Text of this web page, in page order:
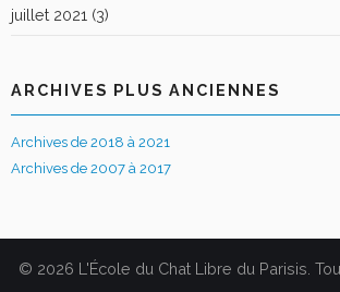
juillet 2021 (3)
ARCHIVES PLUS ANCIENNES
Archives de 2018 à 2021
Archives de 2007 à 2017
© 2026 L'École du Chat Libre du Parisis.